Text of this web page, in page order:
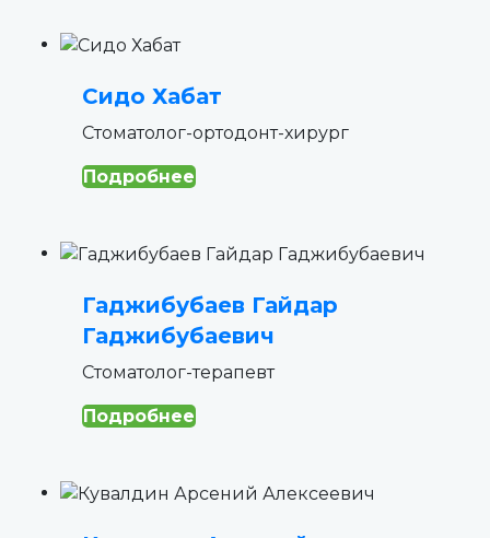
Сидо Хабат
Стоматолог-ортодонт-хирург
Подробнее
Гаджибубаев Гайдар
Гаджибубаевич
Cтоматолог-терапевт
Подробнее